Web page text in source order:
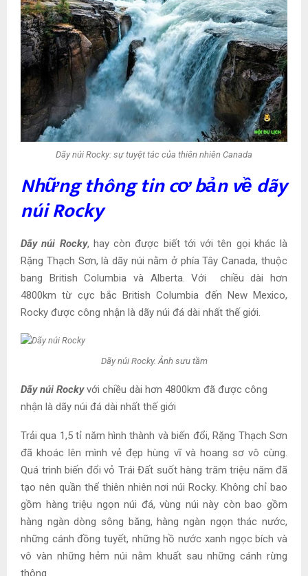
Dãy núi Rocky: sự tuyệt tác của thiên nhiên Canada
Những thông tin cơ bản về dãy
núi Rocky
Dãy núi Rocky, hay còn được biết tới với tên gọi khác là
Rặng Thạch Sơn, là dãy núi nằm ở phía Tây Canada, thuộc
bang British Columbia và Alberta. Với chiều dài hơn
4800km từ cực bắc British Columbia đến New Mexico,
Rocky được công nhận là dãy núi đá dài nhất thế giới.
Dãy núi Rocky. Ảnh sưu tầm
Dãy núi Rockyvới chiều dài hơn 4800km đã được công
nhận là dãy núi đá dài nhất thế giới
Trải qua 1,5 tỉ năm hình thành và biến đổi, Rặng Thạch Sơn
đã khoác lên mình vẻ đẹp hùng vĩ và hoang sơ vô cùng.
Quá trình biến đổi vỏ Trái Đất suốt hàng trăm triệu năm đã
tạo nên quần thể thiên nhiên nơi núi Rocky. Không chỉ bao
gồm hàng triệu ngọn núi đá, vùng núi này còn bao gồm
hàng ngàn dòng sông băng, hàng ngàn ngọn thác nước,
những cánh đồng tuyết, những hồ nước xanh ngọc bích và
vô vàn những hẻm núi nằm khuất sau những cánh rừng
thông.